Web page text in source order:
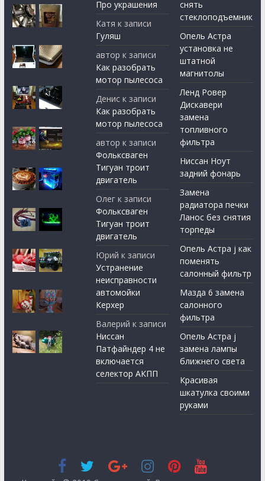
Про украшения
Катя к записи
Гуляш
автор к записи
Как разобрать
мотор пылесоса
Денис к записи
Как разобрать
мотор пылесоса
автор к записи
Фольксваген
Тигуан троит
двигатель
Олег к записи
Фольксваген
Тигуан троит
двигатель
Юрий к записи
Устранение
неисправности
автомойки
Керхер
Валерий к записи
Ниссан
Патфайндер 4 не
включается
селектор АКПП
снять
стеклоподъемник
Опель Астра
установка не
штатной
магнитолы
Ленд Ровер
Дискавери
замена
топливного
фильтра
Ниссан Ноут
задний фонарь
Замена
радиатора печки
Ланос без снятия
торпеды
Опель Астра j как
поменять
салонный фильтр
Мазда 6 замена
салонного
фильтра
Опель Астра j
замена лампы
ближнего света
Красивая
шкатулка своими
руками